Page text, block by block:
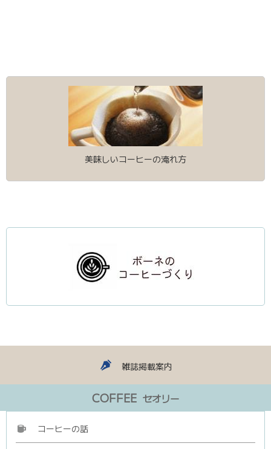
美味しいコーヒーの淹れ方
雑誌掲載案内
COFFEE セオリー
コーヒーの話